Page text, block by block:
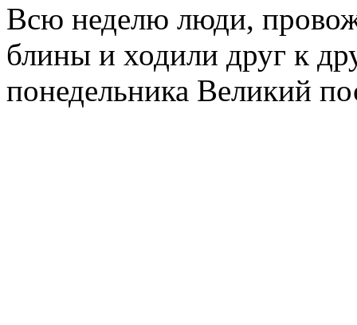
Всю неделю люди,
блины и ходили друг к
понедельника Великий